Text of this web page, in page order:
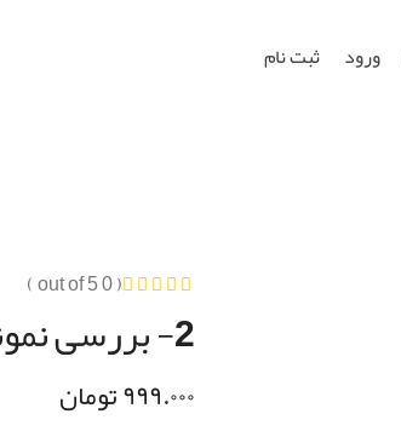
ورود ثبت نام
( 0 out of 5 )
2- بررسی نمونه آب و خاک
۹۹۹.۰۰۰تومان